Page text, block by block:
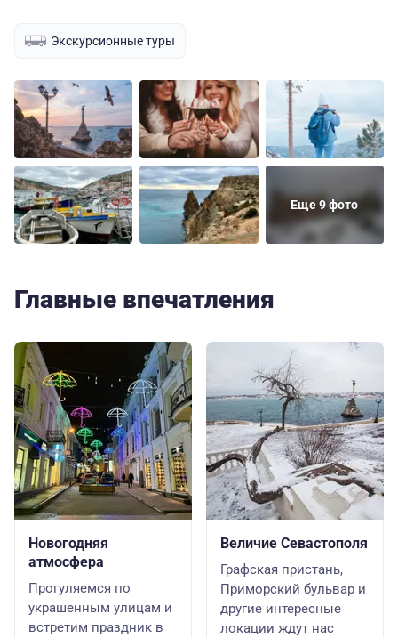
Экскурсионные туры
Еще 9 фото
Главные впечатления
Новогодняя
атмосфера
Прогуляемся по
украшенным улицам и
встретим праздник в
Величие Севастополя
Графская пристань,
Приморский бульвар и
другие интересные
локации ждут нас